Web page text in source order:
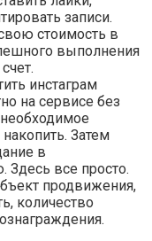
записи.
стоимость в
выполнения
инстаграм
на сервисе без
Затем
в
все просто.
продвижения,
количество